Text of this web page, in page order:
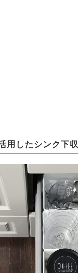
用したシンク下